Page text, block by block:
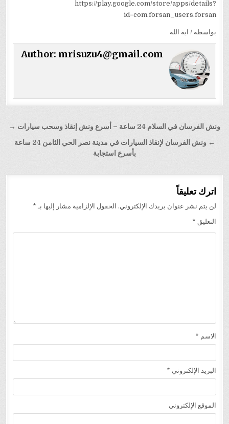
https://play.google.com/store/apps/details?
id=com.forsan_users.forsan
بواسطة / اية الله
Author: mrisuzu4@gmail.com
تصفّح
المقالات
ونش الفرسان في السلام 24 ساعة – أسرع ونش إنقاذ وسحب سيارات →
← ونش الفرسان لإنقاذ السيارات في مدينة نصر الحي الثامن 24 ساعة
بأسرع استجابة
اترك تعليقاً
لن يتم نشر عنوان بريدك الإلكتروني. الحقول الإلزامية مشار إليها بـ *
التعليق *
الاسم *
البريد الإلكتروني *
الموقع الإلكتروني